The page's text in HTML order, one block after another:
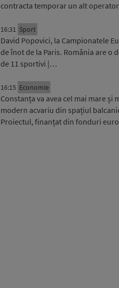
contracta temporar un alt
16:31 Sport
David Popovici, la Campionatele
de înot de la Paris. România are o
de 11 sportivi |…
16:15 Economie
Constanța va avea cel mai mare și
modern acvariu din spațiul
Proiectul, finanțat din fonduri